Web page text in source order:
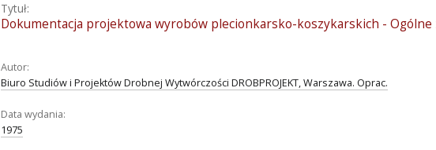
Tytuł:
Dokumentacja projektowa wyrobów plecionkarsko-koszykarskich - Ogólne
Autor:
Biuro Studiów i Projektów Drobnej Wytwórczości DROBPROJEKT, Warszawa. Oprac.
Data wydania:
1975